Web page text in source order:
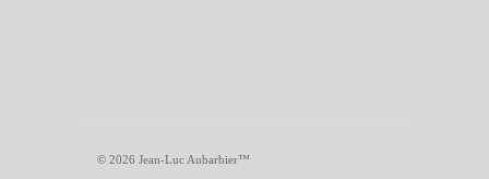
© 2026 Jean-Luc Aubarbier™